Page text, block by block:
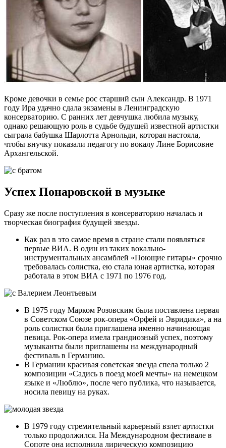
Кроме девочки в семье рос старший сын Александр. В 1971
году Ира удачно сдала экзамены в Ленинградскую
консерваторию. С ранних лет девчушка любила музыку,
однако решающую роль в судьбе будущей известной артистки
сыграла бабушка Шарлотта Арнольди, которая настояла,
чтобы внучку показали педагогу по вокалу Лине Борисовне
Архангельской.
Успех Понаровской в музыке
Сразу же после поступления в консерваторию началась и
творческая биография будущей звезды.
Как раз в это самое время в стране стали появляться
первые ВИА. В один из таких вокально-
инструментальных ансамблей «Поющие гитары» срочно
требовалась солистка, ею стала юная артистка, которая
работала в этом ВИА с 1971 по 1976 год.
В 1975 году Марком Розовским была поставлена первая
в Советском Союзе рок-опера «Орфей и Эвридика», а на
роль солистки была приглашена именно начинающая
певица. Рок-опера имела грандиозный успех, поэтому
музыканты были приглашены на международный
фестиваль в Германию.
В Германии красивая советская звезда спела только 2
композиции «Садись в поезд моей мечты» на немецком
языке и «Люблю», после чего публика, что называется,
носила певицу на руках.
В 1979 году стремительный карьерный взлет артистки
только продолжился. На Международном фестивале в
Сопоте она исполнила лирическую композицию